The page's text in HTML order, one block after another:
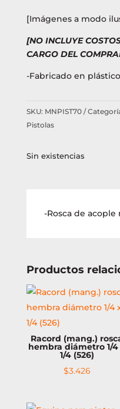
[Imágenes a modo
[NO INCLUYE
CARGO DEL
-Fabricado en
SKU: MNPIST70
Pistolas
Sin existencias
-Rosca de acople
Productos
Racord (mang.)
hembra diámetro 1/4
1/4 (526)
$3.426